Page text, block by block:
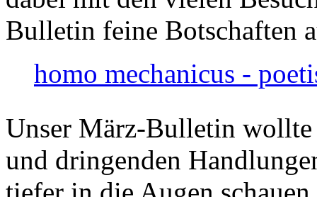
Bulletin feine Botschaften
homo mechanicus -
Unser März-Bulletin
und dringenden